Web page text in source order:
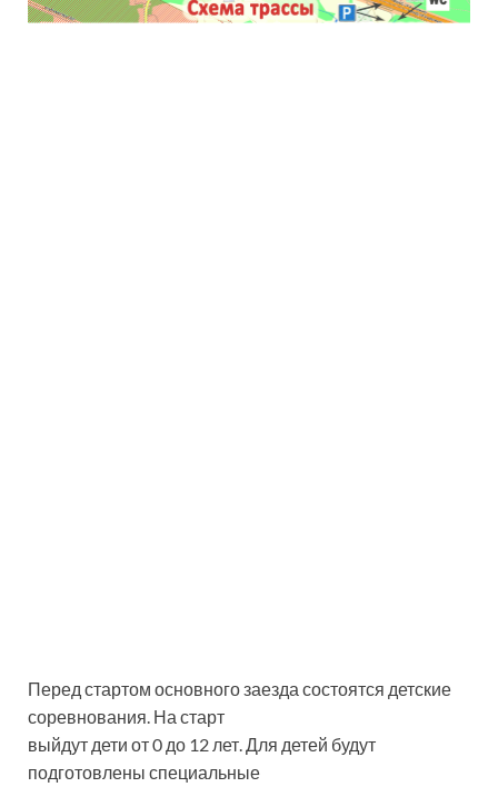
Перед стартом основного заезда состоятся детские
соревнования. На старт
выйдут дети от 0 до 12 лет. Для детей будут
подготовлены специальные